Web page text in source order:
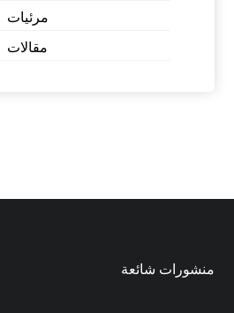
مرئيات
مقالات
منشورات شائعة